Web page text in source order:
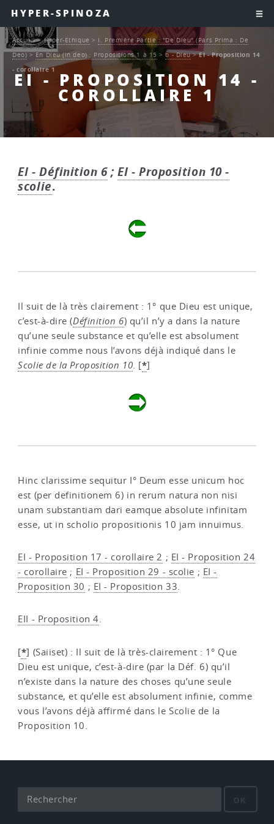
HYPER-SPINOZA
EI - PROPOSITION 14 -
COROLLAIRE 1
Accueil>Hyper-Ethique > I. Première Partie : "De Dieu" (Pars Prima : De
Deo)>En Dieu (in deo) : Propositions 1 à 15 >b - Dieu>EI - Proposition 14
- corollaire 1
EI - Définition 6;EI - Proposition 10 -
scolie.
Il suit de là très clairement : 1° que Dieu est unique,
c’est-à-dire (Définition 6) qu’il n’y a dans la nature
qu’une seule substance et qu’elle est absolument
infinie comme nous l’avons déjà indiqué dans le
Scolie de la Proposition 10. [*]
Hinc clarissime sequitur I° Deum esse unicum hoc
est (per definitionem 6) in rerum natura non nisi
unam substantiam dari eamque absolute infinitam
esse, ut in scholio propositionis 10 jam innuimus.
EI - Proposition 17 - corollaire 2 ; EI - Proposition 24
- corollaire ; EI - Proposition 29 - scolie ; EI -
Proposition 30 ; EI - Proposition 33.
EII - Proposition 4.
[*] (Saiiset) : Il suit de là très-clairement : 1° Que
Dieu est unique, c’est-à-dire (par la Déf. 6) qu’il
n’existe dans la nature des choses qu’une seule
substance, et qu’elle est absolument infinie, comme
vous l’avons déjà affirmé dans le Scolie de la
Proposition 10.
OK